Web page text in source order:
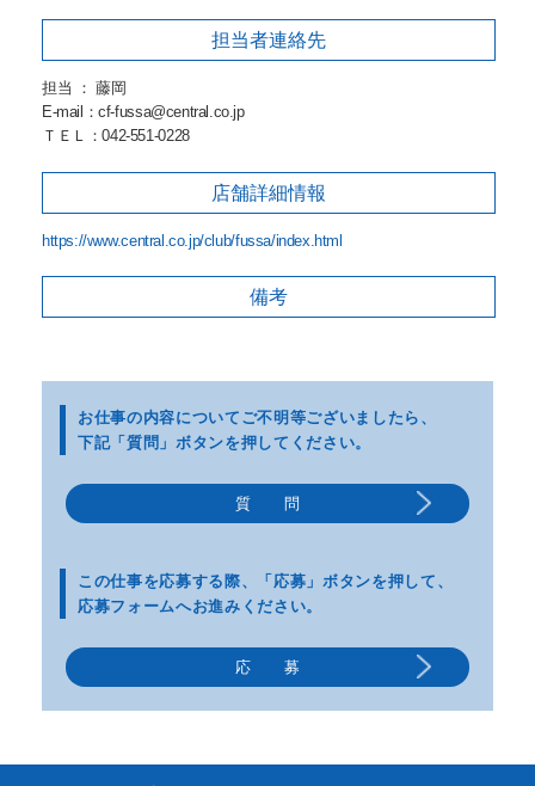
担当者連絡先
担当 ： 藤岡
E-mail：cf-fussa@central.co.jp
ＴＥＬ：042-551-0228
店舗詳細情報
https://www.central.co.jp/club/fussa/index.html
備考
お仕事の内容についてご不明等ございましたら、
下記「質問」ボタンを押してください。
この仕事を応募する際、
「応募」ボタンを押して、
応募フォームへお進みください。
質 問
応 募